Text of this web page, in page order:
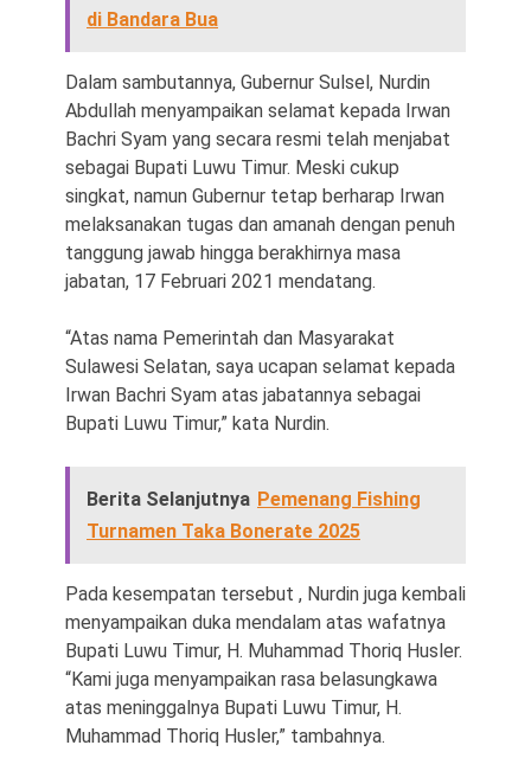
di Bandara Bua
Dalam sambutannya, Gubernur Sulsel, Nurdin
Abdullah menyampaikan selamat kepada Irwan
Bachri Syam yang secara resmi telah menjabat
sebagai Bupati Luwu Timur. Meski cukup
singkat, namun Gubernur tetap berharap Irwan
melaksanakan tugas dan amanah dengan penuh
tanggung jawab hingga berakhirnya masa
jabatan, 17 Februari 2021 mendatang.
“Atas nama Pemerintah dan Masyarakat
Sulawesi Selatan, saya ucapan selamat kepada
Irwan Bachri Syam atas jabatannya sebagai
Bupati Luwu Timur,” kata Nurdin.
Berita Selanjutnya Pemenang Fishing
Turnamen Taka Bonerate 2025
Pada kesempatan tersebut , Nurdin juga kembali
menyampaikan duka mendalam atas wafatnya
Bupati Luwu Timur, H. Muhammad Thoriq Husler.
“Kami juga menyampaikan rasa belasungkawa
atas meninggalnya Bupati Luwu Timur, H.
Muhammad Thoriq Husler,” tambahnya.